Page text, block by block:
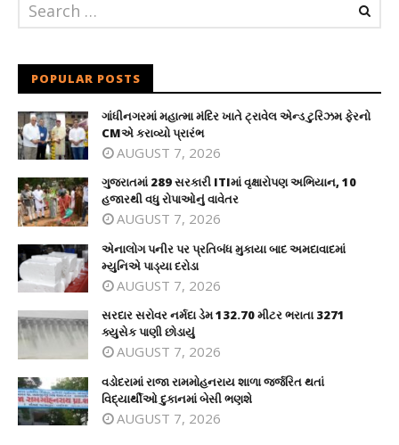
POPULAR POSTS
ગાંધીનગરમાં મહાત્મા મંદિર ખાતે ટ્રાવેલ એન્ડ ટુરિઝમ ફેરનો
CMએ કરાવ્યો પ્રારંભ
AUGUST 7, 2026
ગુજરાતમાં 289 સરકારી ITIમાં વૃક્ષારોપણ અભિયાન, 10
હજારથી વધુ રોપાઓનું વાવેતર
AUGUST 7, 2026
એનાલોગ પનીર પર પ્રતિબંધ મુકાયા બાદ અમદાવાદમાં
મ્યુનિએ પાડ્યા દરોડા
AUGUST 7, 2026
સરદાર સરોવર નર્મદા ડેમ 132.70 મીટર ભરાતા 3271
ક્યુસેક પાણી છોડાયું
AUGUST 7, 2026
વડોદરામાં રાજા રામમોહનરાય શાળા જર્જરિત થતાં
વિદ્યાર્થીઓ દુકાનમાં બેસી ભણશે
AUGUST 7, 2026